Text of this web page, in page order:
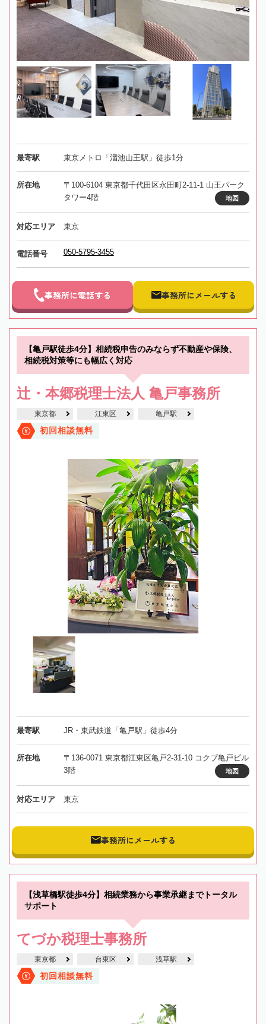
最寄駅 東京メトロ「溜池山王駅」徒歩1分
所在地
〒100-6104 東京都千代田区永田町2-11-1 山王パーク
タワー4階
地図
対応エリア 東京
電話番号 050-5795-3455
事務所に電話する 事務所にメールする
【亀戸駅徒歩4分】相続税申告のみならず不動産や保険、
相続税対策等にも幅広く対応
辻・本郷税理士法人 亀戸事務所
東京都 江東区 亀戸駅
初回相談無料
最寄駅 JR・東武鉄道「亀戸駅」徒歩4分
所在地
〒136-0071 東京都江東区亀戸2-31-10 コクブ亀戸ビル
3階
地図
対応エリア 東京
事務所にメールする
【浅草橋駅徒歩4分】相続業務から事業承継までトータル
サポート
てづか税理士事務所
東京都 台東区 浅草駅
初回相談無料